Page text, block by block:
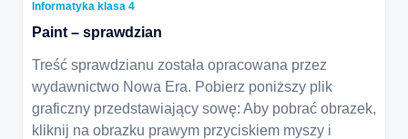
Informatyka klasa 4
Paint – sprawdzian
Treść sprawdzianu została opracowana przez
wydawnictwo Nowa Era. Pobierz poniższy plik
graficzny przedstawiający sowę: Aby pobrać obrazek,
kliknij na obrazku prawym przyciskiem myszy i